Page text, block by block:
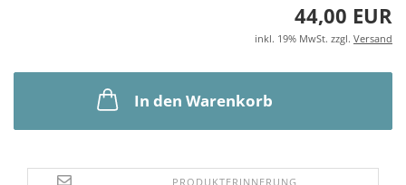
44,00 EUR
inkl. 19% MwSt. zzgl. Versand
In den Warenkorb
PRODUKTERINNERUNG